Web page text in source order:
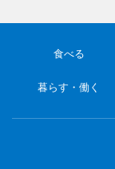
食べる
暮らす・働く